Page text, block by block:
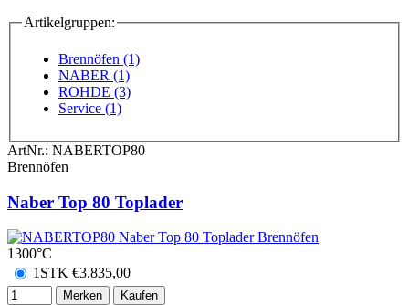
Artikelgruppen:
Brennöfen (1)
NABER (1)
ROHDE (3)
Service (1)
ArtNr.: NABERTOP80
Brennöfen
Naber Top 80 Toplader
1300°C
1STK €3.835,00
Merken Kaufen